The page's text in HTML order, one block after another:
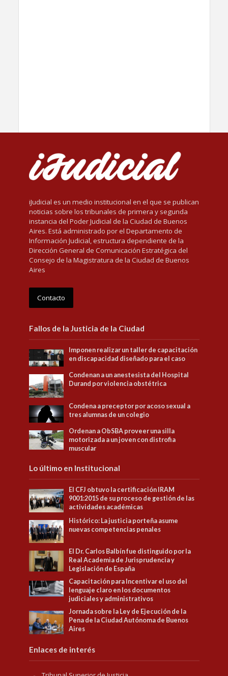
iJudicial es un medio institucional en el que se publican
noticias sobre los tribunales de primera y segunda
instancia del Poder Judicial de la Ciudad de Buenos
Aires. Está administrado por el Departamento de
Información Judicial, estructura dependiente de la
Dirección General de Comunicación Estratégica del
Consejo de la Magistratura de la Ciudad de Buenos
Aires
Contacto
Fallos de la Justicia de la Ciudad
Imponen realizar un taller de capacitación
en discapacidad diseñado para el caso
Condenan a un anestesista del Hospital
Durand por violencia obstétrica
Condena a preceptor por acoso sexual a
tres alumnas de un colegio
Ordenan a ObSBA proveer una silla
motorizada a un joven con distrofia
muscular
Lo último en Institucional
El CFJ obtuvo la certificación IRAM
9001:2015 de su proceso de gestión de las
actividades académicas
Histórico: La justicia porteña asume
nuevas competencias penales
El Dr. Carlos Balbín fue distinguido por la
Real Academia de Jurisprudencia y
Legislación de España
Capacitación para Incentivar el uso del
lenguaje claro en los documentos
judiciales y administrativos
Jornada sobre la Ley de Ejecución de la
Pena de la Ciudad Autónoma de Buenos
Aires
Enlaces de interés